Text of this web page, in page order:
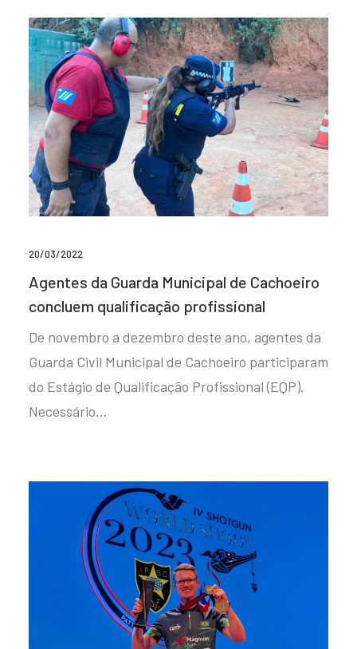
20/03/2022
Agentes da Guarda Municipal de Cachoeiro
concluem qualificação profissional
De novembro a dezembro deste ano, agentes da
Guarda Civil Municipal de Cachoeiro participaram
do Estágio de Qualificação Profissional (EQP).
Necessário…